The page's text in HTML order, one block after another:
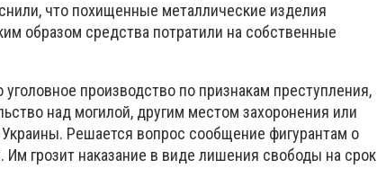
что похищенные металлические изделия
образом средства потратили на собственные
производство по признакам преступления,
над могилой, другим местом захоронения или
Решается вопрос сообщение фигурантам о
грозит наказание в виде лишения свободы на срок